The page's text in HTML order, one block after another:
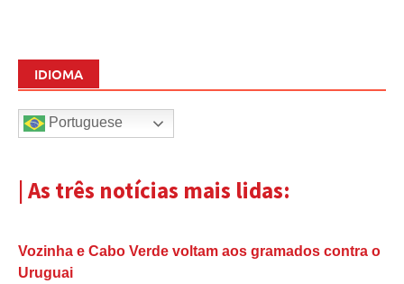
IDIOMA
Portuguese
| As três notícias mais lidas:
Vozinha e Cabo Verde voltam aos gramados contra o
Uruguai